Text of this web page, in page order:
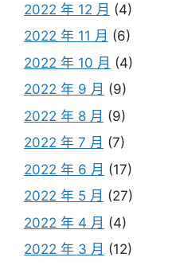
2022 年 12 月 (4)
2022 年 11 月 (6)
2022 年 10 月 (4)
2022 年 9 月 (9)
2022 年 8 月 (9)
2022 年 7 月 (7)
2022 年 6 月 (17)
2022 年 5 月 (27)
2022 年 4 月 (4)
2022 年 3 月 (12)